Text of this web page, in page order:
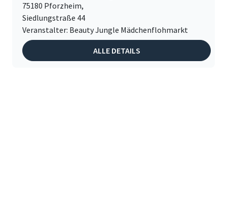
75180 Pforzheim,
Siedlungstraße 44
Veranstalter: Beauty Jungle Mädchenflohmarkt
ALLE DETAILS